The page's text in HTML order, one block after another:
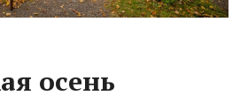
осень